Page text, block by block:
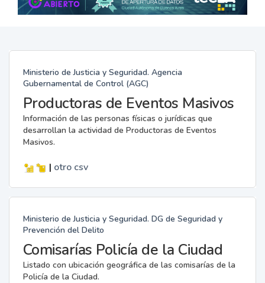
Ministerio de Justicia y Seguridad. Agencia
Gubernamental de Control (AGC)
Productoras de Eventos Masivos
Información de las personas físicas o jurídicas que
desarrollan la actividad de Productoras de Eventos
Masivos.
| otro csv
Ministerio de Justicia y Seguridad. DG de Seguridad y
Prevención del Delito
Comisarías Policía de la Ciudad
Listado con ubicación geográfica de las comisarías de la
Policía de la Ciudad.